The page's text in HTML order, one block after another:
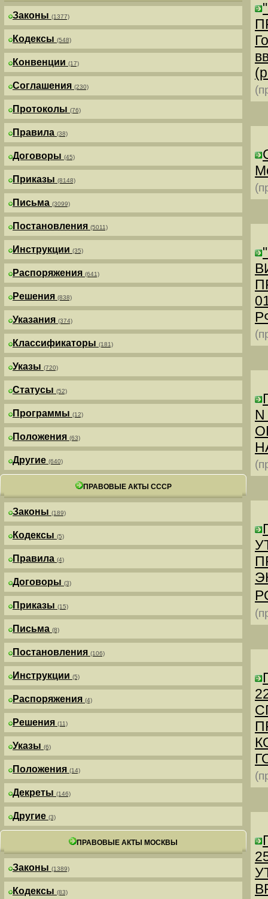
Законы (1377)
Кодексы (548)
Конвенции (17)
Соглашения (230)
Протоколы (76)
Правила (38)
Договоры (45)
Приказы (8148)
Письма (3099)
Постановления (5011)
Инструкции (35)
Распоряжения (641)
Решения (838)
Указания (374)
Классификаторы (181)
Указы (720)
Статусы (52)
Программы (12)
Положения (63)
Другие (640)
ПРАВОВЫЕ АКТЫ СССР
Законы (189)
Кодексы (5)
Правила (4)
Договоры (3)
Приказы (15)
Письма (8)
Постановления (106)
Инструкции (5)
Распоряжения (4)
Решения (11)
Указы (6)
Положения (14)
Декреты (146)
Другие (3)
ПРАВОВЫЕ АКТЫ МОСКВЫ
Законы (1389)
Кодексы (83)